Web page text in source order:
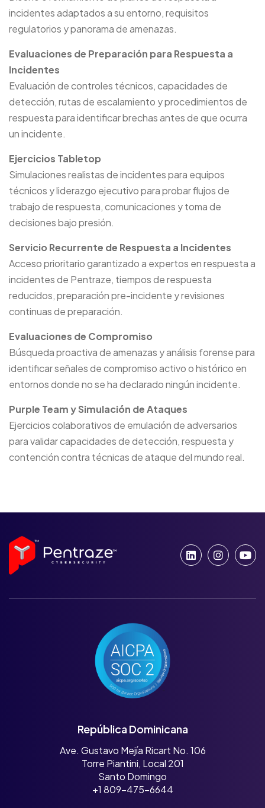
incidentes adaptados a su entorno, requisitos
regulatorios y panorama de amenazas.
Evaluaciones de Preparación para Respuesta a
Incidentes
Evaluación de controles técnicos, capacidades de
detección, rutas de escalamiento y procedimientos de
respuesta para identificar brechas antes de que ocurra
un incidente.
Ejercicios Tabletop
Simulaciones realistas de incidentes para equipos
técnicos y liderazgo ejecutivo para probar flujos de
trabajo de respuesta, comunicaciones y toma de
decisiones bajo presión.
Servicio Recurrente de Respuesta a Incidentes
Acceso prioritario garantizado a expertos en respuesta a
incidentes de Pentraze, tiempos de respuesta
reducidos, preparación pre-incidente y revisiones
continuas de preparación.
Evaluaciones de Compromiso
Búsqueda proactiva de amenazas y análisis forense para
identificar señales de compromiso activo o histórico en
entornos donde no se ha declarado ningún incidente.
Purple Team y Simulación de Ataques
Ejercicios colaborativos de emulación de adversarios
para validar capacidades de detección, respuesta y
contención contra técnicas de ataque del mundo real.
República Dominicana
Ave. Gustavo Mejía Ricart No. 106
Torre Piantini, Local 201
Santo Domingo
+1 809-475-6644